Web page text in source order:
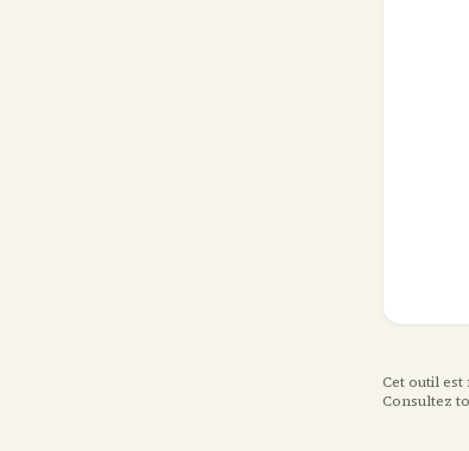
Cet outil
Consultez